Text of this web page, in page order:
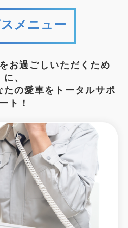
メニュー
お過ごしいただくため
に、
たの愛車をトータルサポ
ート！